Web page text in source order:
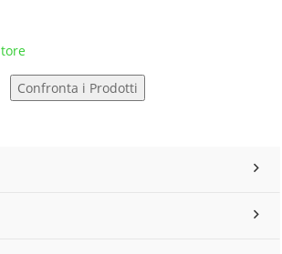
Confronta i Prodotti